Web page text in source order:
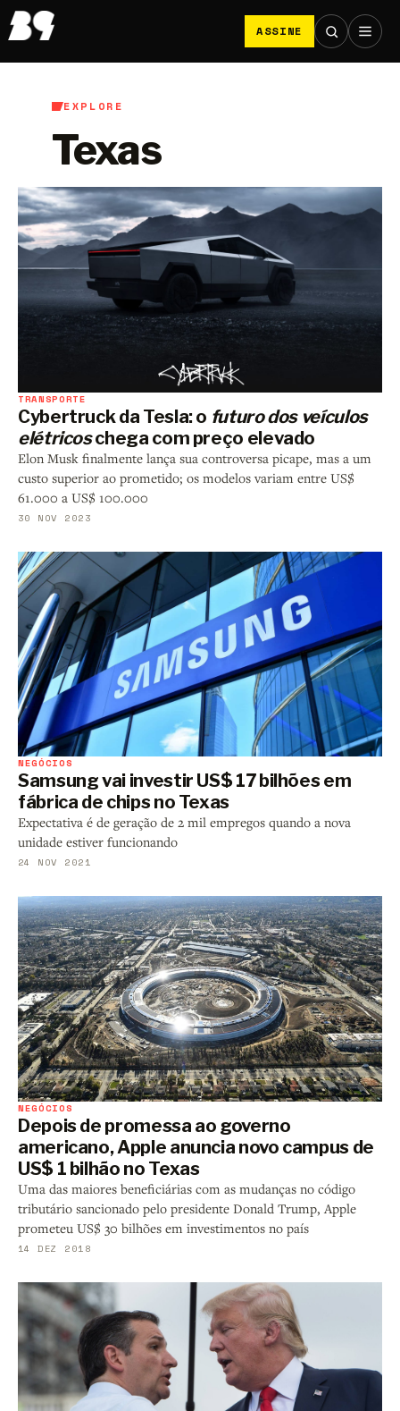
ASSINE
EXPLORE
Texas
TRANSPORTE
Cybertruck da Tesla: o futuro dos veículos
elétricoschega com preço elevado
Elon Musk finalmente lança sua controversa picape, mas a um
custo superior ao prometido; os modelos variam entre US$
61.000 a US$ 100.000
30 NOV 2023
NEGÓCIOS
Samsung vai investir US$ 17 bilhões em
fábrica de chips no Texas
Expectativa é de geração de 2 mil empregos quando a nova
unidade estiver funcionando
24 NOV 2021
NEGÓCIOS
Depois de promessa ao governo
americano, Apple anuncia novo campus de
US$ 1 bilhão no Texas
Uma das maiores beneficiárias com as mudanças no código
tributário sancionado pelo presidente Donald Trump, Apple
prometeu US$ 30 bilhões em investimentos no país
14 DEZ 2018